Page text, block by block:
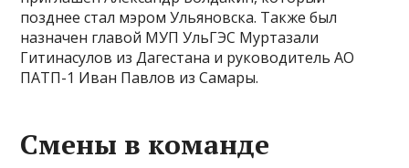
позднее стал мэром Ульяновска. Также был
назначен главой МУП УльГЭС Муртазали
Гитинасулов из Дагестана и руководитель АО
ПАТП-1 Иван Павлов из Самары.
Смены в команде